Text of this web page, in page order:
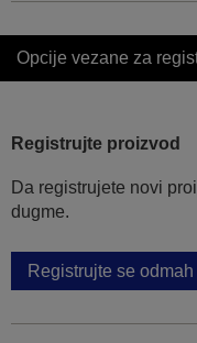
Opcije vezane za
Registrujte proizvod
Da registrujete novi
dugme.
Registrujte se odmah